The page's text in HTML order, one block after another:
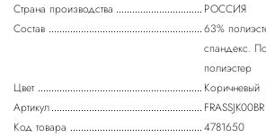
Страна производства
РОССИЯ
Состав
63%
спандекс.
полиэстер
Цвет
Коричневый
Артикул
FRASSJK00BR
Код товара
4781650